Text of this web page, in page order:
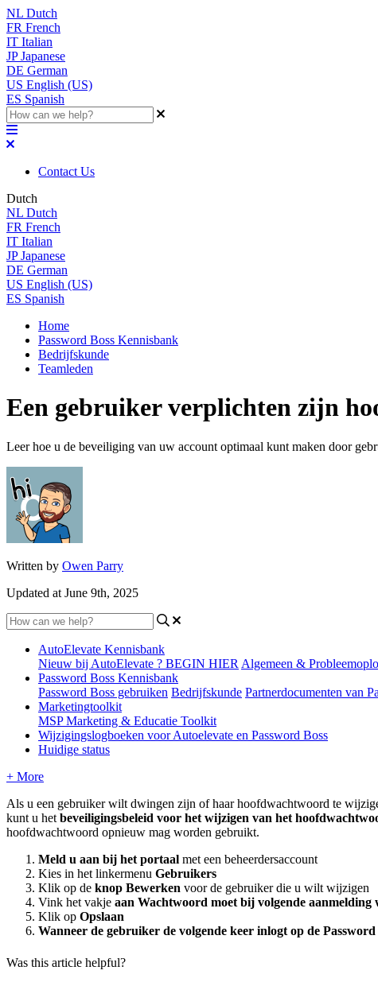
NL Dutch
FR French
IT Italian
JP Japanese
DE German
US English (US)
ES Spanish
Contact Us
Dutch
NL Dutch
FR French
IT Italian
JP Japanese
DE German
US English (US)
ES Spanish
Home
Password Boss Kennisbank
Bedrijfskunde
Teamleden
Een gebruiker verplichten zijn
Leer hoe u de beveiliging van uw account optimaal kunt maken door
Written by Owen Parry
Updated at June 9th, 2025
AutoElevate Kennisbank
Nieuw bij AutoElevate ? BEGIN HIER Algemeen &
Password Boss Kennisbank
Password Boss gebruiken Bedrijfskunde Partnerdocumenten van
Marketingtoolkit
MSP Marketing & Educatie Toolkit
Wijzigingslogboeken voor Autoelevate en Password Boss
Huidige status
+ More
Als u een gebruiker wilt dwingen zijn of haar hoofdwachtwoord te
kunt u het beveiligingsbeleid voor het wijzigen van het
hoofdwachtwoord opnieuw mag worden gebruikt.
Meld u aan bij het portaal met een beheerdersaccount
Kies in het linkermenu Gebruikers
Klik op de knop Bewerken voor de gebruiker die u wilt wijzigen
Vink het vakje aan Wachtwoord moet bij volgende aanmelding
Klik op Opslaan
Wanneer de gebruiker de volgende keer inlogt op de Password
Was this article helpful?